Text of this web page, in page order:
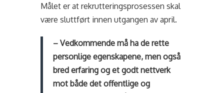
Målet er at rekrutteringsprosessen skal
være sluttført innen utgangen av april.
– Vedkommende må ha de rette
personlige egenskapene, men også
bred erfaring og et godt nettverk
mot både det offentlige og